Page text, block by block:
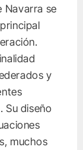
Navarra se
y
Su diseño
muchos